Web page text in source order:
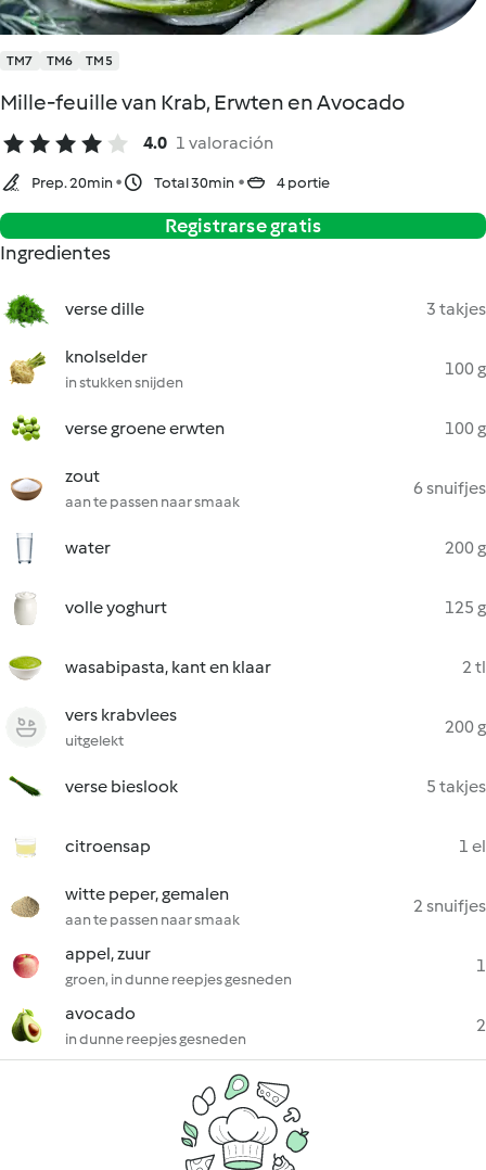
TM7 TM6 TM5
Mille-feuille van Krab, Erwten en Avocado
4.0 1 valoración
Prep. 20min Total 30min 4 portie
Registrarse gratis
Ingredientes
verse dille 3 takjes
knolselder
in stukken snijden
100 g
verse groene erwten 100 g
zout
aan te passen naar smaak
6 snuifjes
water 200 g
volle yoghurt 125 g
wasabipasta, kant en klaar 2 tl
vers krabvlees
uitgelekt
200 g
verse bieslook 5 takjes
citroensap 1 el
witte peper, gemalen
aan te passen naar smaak
2 snuifjes
appel, zuur
groen, in dunne reepjes gesneden
1
avocado
in dunne reepjes gesneden
2